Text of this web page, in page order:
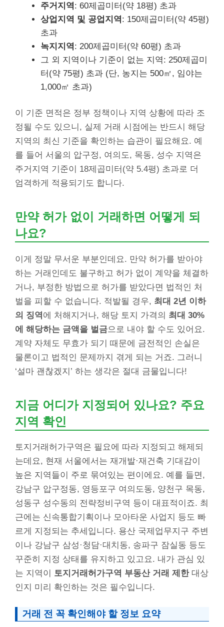
주거지역: 60제곱미터(약 18평) 초과
상업지역 및 공업지역: 150제곱미터(약 45평)
초과
녹지지역: 200제곱미터(약 60평) 초과
그 외 지역이나 기준이 없는 지역: 250제곱미
터(약 75평) 초과 (단, 농지는 500㎡, 임야는
1,000㎡ 초과)
이 기준 면적은 정부 정책이나 지역 상황에 따라 조
정될 수도 있으니, 실제 거래 시점에는 반드시 해당
지역의 최신 기준을 확인하는 습관이 필요해요. 예
를 들어 서울의 압구정, 여의도, 목동, 성수 지역은
주거지역 기준이 18제곱미터(약 5.4평) 초과로 더
엄격하게 적용되기도 합니다.
만약 허가 없이 거래하면 어떻게 되
나요?
이게 정말 무서운 부분인데요. 만약 허가를 받아야
하는 거래인데도 불구하고 허가 없이 계약을 체결하
거나, 부정한 방법으로 허가를 받았다면 법적인 처
벌을 피할 수 없습니다. 적발될 경우, 최대 2년 이하
의 징역 에 처해지거나, 해당 토지 가격의 최대 30%
에 해당하는 금액을 벌금으로 내야 할 수도 있어요.
계약 자체도 무효가 되기 때문에 금전적인 손실은
물론이고 법적인 문제까지 겪게 되는 거죠. 그러니
‘설마 괜찮겠지’ 하는 생각은 절대 금물입니다!
지금 어디가 지정되어 있나요? 주요
지역 확인
토지거래허가구역은 필요에 따라 지정되고 해제되
는데요, 현재 서울에서는 재개발·재건축 기대감이
높은 지역들이 주로 묶여있는 편이에요. 예를 들면,
강남구 압구정동, 영등포구 여의도동, 양천구 목동,
성동구 성수동의 전략정비구역 등이 대표적이죠. 최
근에는 신속통합기획이나 모아타운 사업지 등도 빠
르게 지정되는 추세입니다. 용산 국제업무지구 주변
이나 강남구 삼성·청담·대치동, 송파구 잠실동 등도
꾸준히 지정 상태를 유지하고 있고요. 내가 관심 있
는 지역이 토지거래허가구역 부동산 거래 제한대상
인지 미리 확인하는 것은 필수입니다.
거래 전 꼭 확인해야 할 정보 요약